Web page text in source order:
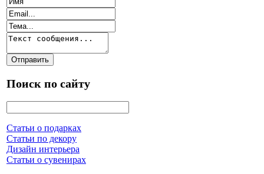
Поиск по сайту
Статьи о подарках
Статьи по декору
Дизайн интерьера
Статьи о сувенирах